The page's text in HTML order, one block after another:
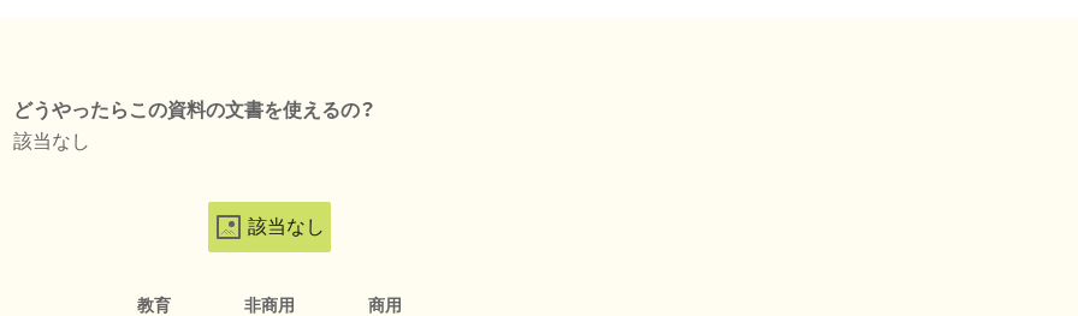
どうやったらこの資料の文書を使えるの？
該当なし
該当なし
教育 非商用 商用